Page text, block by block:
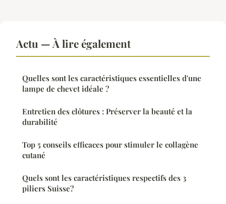
Actu — À lire également
Quelles sont les caractéristiques essentielles d'une
lampe de chevet idéale ?
Entretien des clôtures : Préserver la beauté et la
durabilité
Top 5 conseils efficaces pour stimuler le collagène
cutané
Quels sont les caractéristiques respectifs des 3
piliers Suisse?